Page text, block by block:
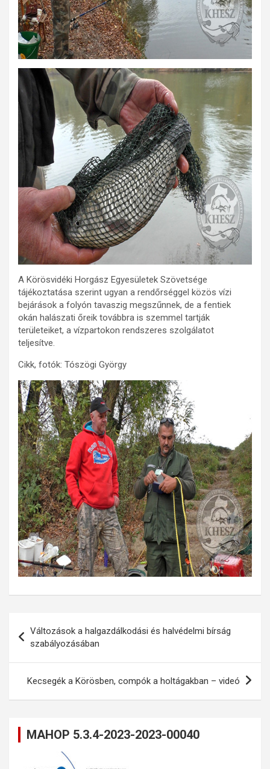
A Körösvidéki Horgász Egyesületek Szövetsége
tájékoztatása szerint ugyan a rendőrséggel közös vízi
bejárások a folyón tavaszig megszűnnek, de a fentiek
okán halászati őreik továbbra is szemmel tartják
területeiket, a vízpartokon rendszeres szolgálatot
teljesítve.
Cikk, fotók: Tószögi György
navigáció
Változások a halgazdálkodási és halvédelmi bírság
szabályozásában
Kecsegék a Körösben, compók a holtágakban – videó
MAHOP 5.3.4-2023-2023-00040